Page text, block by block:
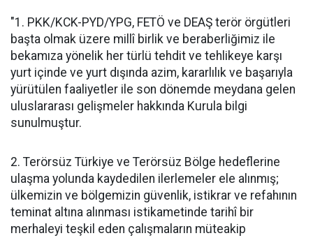
"1. PKK/KCK-PYD/YPG, FETÖ ve DEAŞ terör örgütleri
başta olmak üzere millî birlik ve beraberliğimiz ile
bekamıza yönelik her türlü tehdit ve tehlikeye karşı
yurt içinde ve yurt dışında azim, kararlılık ve başarıyla
yürütülen faaliyetler ile son dönemde meydana gelen
uluslararası gelişmeler hakkında Kurula bilgi
sunulmuştur.
2. Terörsüz Türkiye ve Terörsüz Bölge hedeflerine
ulaşma yolunda kaydedilen ilerlemeler ele alınmış;
ülkemizin ve bölgemizin güvenlik, istikrar ve refahının
teminat altına alınması istikametinde tarihî bir
merhaleyi teşkil eden çalışmaların müteakip